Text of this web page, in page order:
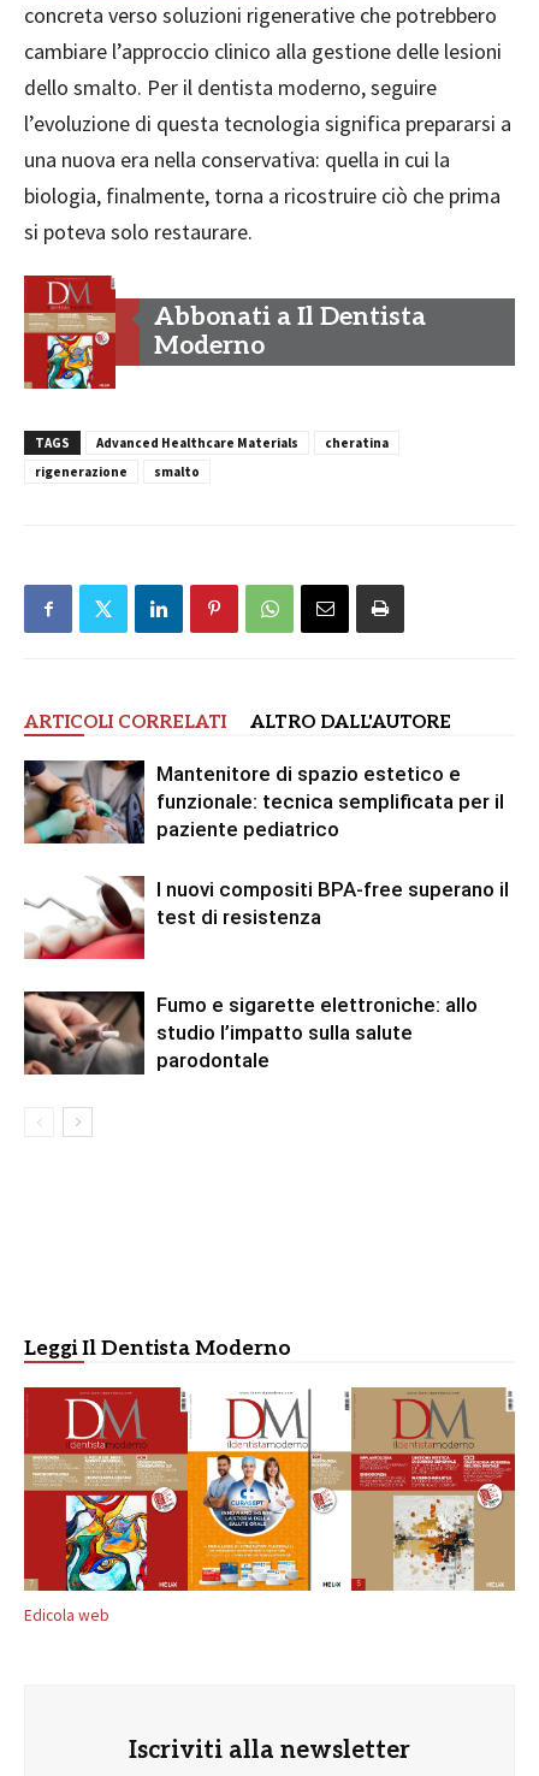
concreta verso soluzioni rigenerative che potrebbero
cambiare l’approccio clinico alla gestione delle lesioni
dello smalto. Per il dentista moderno, seguire
l’evoluzione di questa tecnologia significa prepararsi a
una nuova era nella conservativa: quella in cui la
biologia, finalmente, torna a ricostruire ciò che prima
si poteva solo restaurare.
Abbonati a Il Dentista
Moderno
TAGS Advanced Healthcare Materials
cheratina
rigenerazione
smalto
ARTICOLI CORRELATI ALTRO DALL'AUTORE
Mantenitore di spazio estetico e
funzionale: tecnica semplificata per il
paziente pediatrico
I nuovi compositi BPA-free superano il
test di resistenza
Fumo e sigarette elettroniche: allo
studio l’impatto sulla salute
parodontale
Leggi Il Dentista Moderno
Edicola web
Iscriviti alla newsletter